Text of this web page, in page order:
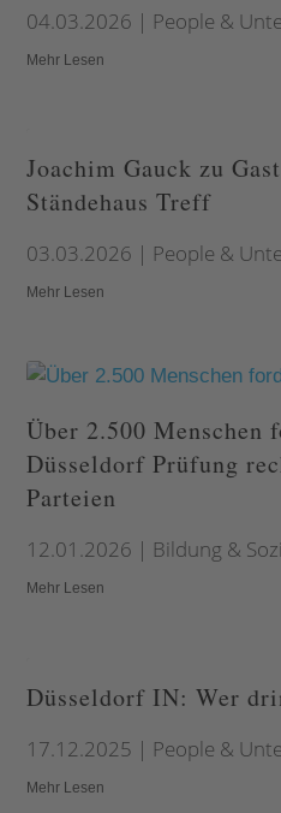
04.03.2026 | People &
Mehr Lesen
Joachim Gauck zu
Ständehaus Treff
03.03.2026 | People &
Mehr Lesen
Über 2.500 Menschen
Düsseldorf Prüfung
Parteien
12.01.2026 | Bildung &
Mehr Lesen
Düsseldorf IN: Wer
17.12.2025 | People &
Mehr Lesen